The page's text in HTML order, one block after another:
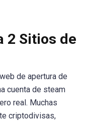
2 Sitios de
de apertura de
cuenta de steam
real. Muchas
criptodivisas,